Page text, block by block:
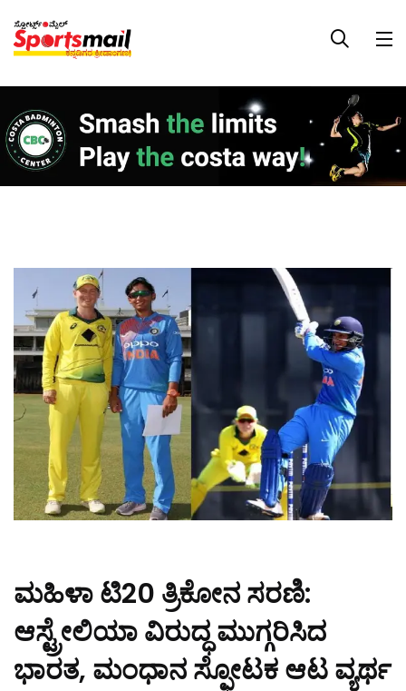
ಮಹಿಳಾ ಟಿ20 ತ್ರಿಕೋನ ಸರಣಿ:
ಆಸ್ಟ್ರೇಲಿಯಾ ವಿರುದ್ಧ ಮುಗ್ಗರಿಸಿದ
ಭಾರತ, ಮಂಧಾನ ಸ್ಫೋಟಕ ಆಟ ವ್ಯರ್ಥ